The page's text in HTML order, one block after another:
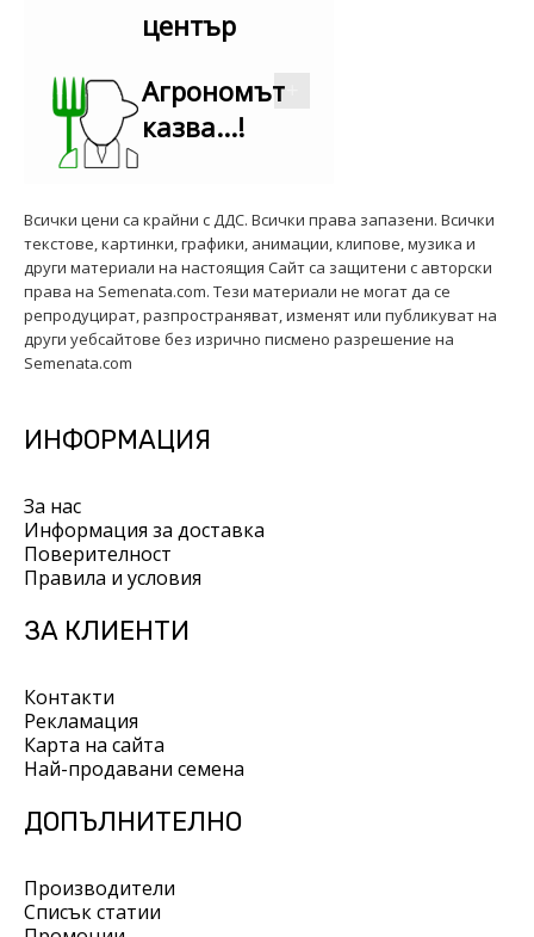
център
Агрономът
казва...!
Всички цени са крайни с ДДС. Всички права запазени. Всички
текстове, картинки, графики, анимации, клипове, музика и
други материали на настоящия Сайт са защитени с авторски
права на Semenata.com. Тези материали не могат да се
репродуцират, разпространяват, изменят или публикуват на
други уебсайтове без изрично писмено разрешение на
Semenata.com
ИНФОРМАЦИЯ
За нас
Информация за доставка
Поверителност
Правила и условия
ЗА КЛИЕНТИ
Контакти
Рекламация
Карта на сайта
Най-продавани семена
ДОПЪЛНИТЕЛНО
Производители
Списък статии